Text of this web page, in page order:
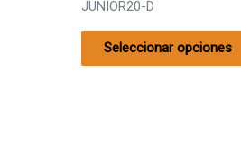
JUNIOR20-D
Seleccionar opciones